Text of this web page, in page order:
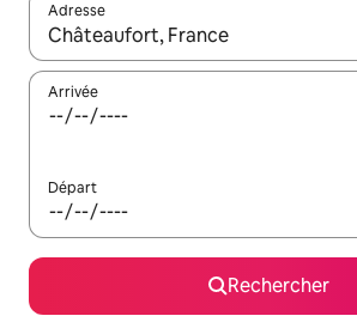
Adresse
Lorsque les résultats s'affichent,
Arrivée
Départ
Rechercher